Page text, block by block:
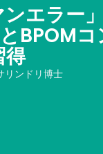
ンエラー
BPOMコ
得
リンドリ博士